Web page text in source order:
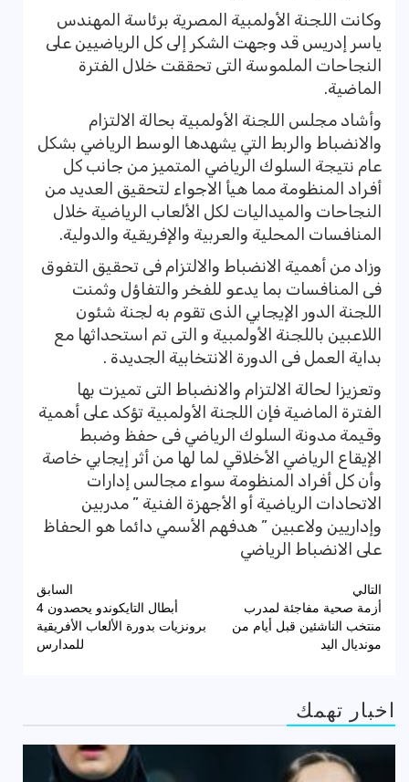
وكانت اللجنة الأولمبية المصرية برئاسة المهندس
ياسر إدريس قد وجهت الشكر إلى كل الرياضيين على
النجاحات الملموسة التى تحققت خلال الفترة
الماضية.
وأشاد مجلس اللجنة الأولمبية بحالة الالتزام
والانضباط والربط التي يشهدها الوسط الرياضي بشكل
عام نتيجة السلوك الرياضي المتميز من جانب كل
أفراد المنظومة مما هيأ الاجواء لتحقيق العديد من
النجاحات والميداليات لكل الألعاب الرياضية خلال
المنافسات المحلية والعربية والإفريقية والدولية.
وزاد من أهمية الانضباط والالتزام فى تحقيق التفوق
فى المنافسات بما يدعو للفخر والتفاؤل وثمنت
اللجنة الدور الإيجابي الذى تقوم به لجنة شئون
اللاعبين باللجنة الأولمبية و التى تم استحداثها مع
بداية العمل فى الدورة الانتخابية الجديدة .
وتعزيزا لحالة الالتزام والانضباط التى تميزت بها
الفترة الماضية فإن اللجنة الأولمبية تؤكد على أهمية
وقيمة مدونة السلوك الرياضي فى حفظ وضبط
الإيقاع الرياضي الأخلاقي لما لها من أثر إيجابي خاصة
وأن كل أفراد المنظومة سواء مجالس إدارات
الاتحادات الرياضية أو الأجهزة الفنية ” مدربين
وإداريين ولاعبين ” هدفهم الأسمي دائما هو الحفاظ
على الانضباط الرياضي
تصفّح
المقالات
السابق
أبطال التايكوندو يحصدون 4
برونزيات بدورة الألعاب الأفريقية
للمدارس
التالي
أزمة صحية مفاجئة لمدرب
منتخب الناشئين قبل أيام من
مونديال اليد
اخبار تهمك